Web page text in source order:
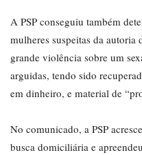
A PSP conseguiu também
mulheres suspeitas da
grande violência sobre um
arguidas, tendo sido
em dinheiro, e material de
No comunicado, a PSP
busca domiciliária e